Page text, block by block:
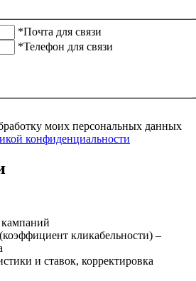
*Почта для связи
*Телефон для связи
моих персональных данных
конфиденциальности
кампаний
кликабельности) –
и ставок, корректировка